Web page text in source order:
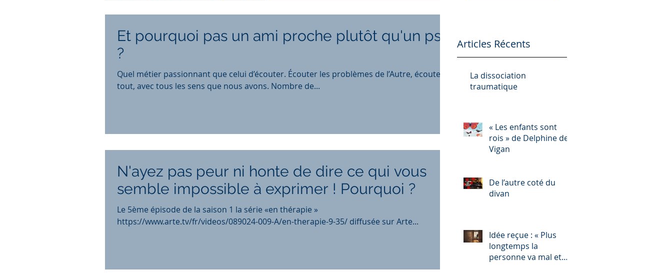
Et pourquoi pas un ami proche plutôt qu'un psy
?
Quel métier passionnant que celui d’écouter. Écouter les problèmes de l’Autre, écouter
tout, avec tous les sens que nous avons. Nombre de...
N'ayez pas peur ni honte de dire ce qui vous
semble impossible à exprimer ! Pourquoi ?
Le 5ème épisode de la saison 1 la série «en thérapie »
https://www.arte.tv/fr/videos/089024-009-A/en-therapie-9-35/ diffusée sur Arte...
Articles Récents
La dissociation
traumatique
« Les enfants sont
rois » de Delphine de
Vigan
De l’autre coté du
divan
Idée reçue : « Plus
longtemps la
personne va mal et